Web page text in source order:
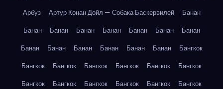
Арбуз
Артур Конан Дойл — Собака Баскервилей
Банан
Банан
Банан Банан Банан Банан Банан
Банан
Банан
Банан Банан Банан Банан Банан
Бангкок
Бангкок
Бангкок Бангкок Бангкок Бангкок
Бангкок
Бангкок
Бангкок Бангкок Бангкок Бангкок
Бангкок